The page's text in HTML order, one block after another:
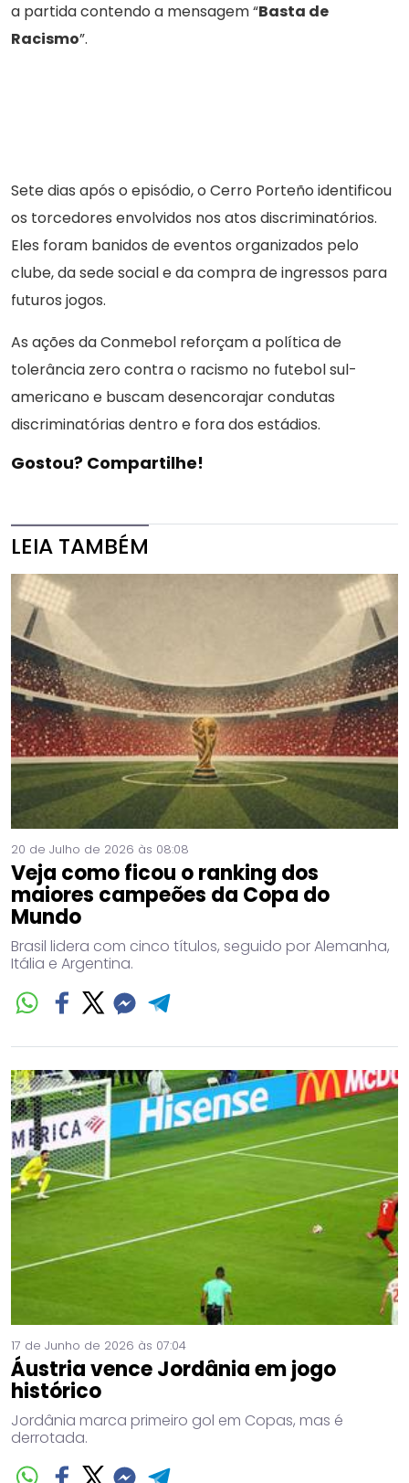
a partida contendo a mensagem “Basta de
Racismo”.
Sete dias após o episódio, o Cerro Porteño identificou
os torcedores envolvidos nos atos discriminatórios.
Eles foram banidos de eventos organizados pelo
clube, da sede social e da compra de ingressos para
futuros jogos.
As ações da Conmebol reforçam a política de
tolerância zero contra o racismo no futebol sul-
americano e buscam desencorajar condutas
discriminatórias dentro e fora dos estádios.
Gostou? Compartilhe!
LEIA TAMBÉM
20 de Julho de 2026 às 08:08
Veja como ficou o ranking dos
maiores campeões da Copa do
Mundo
Brasil lidera com cinco títulos, seguido por Alemanha,
Itália e Argentina.
17 de Junho de 2026 às 07:04
Áustria vence Jordânia em jogo
histórico
Jordânia marca primeiro gol em Copas, mas é
derrotada.